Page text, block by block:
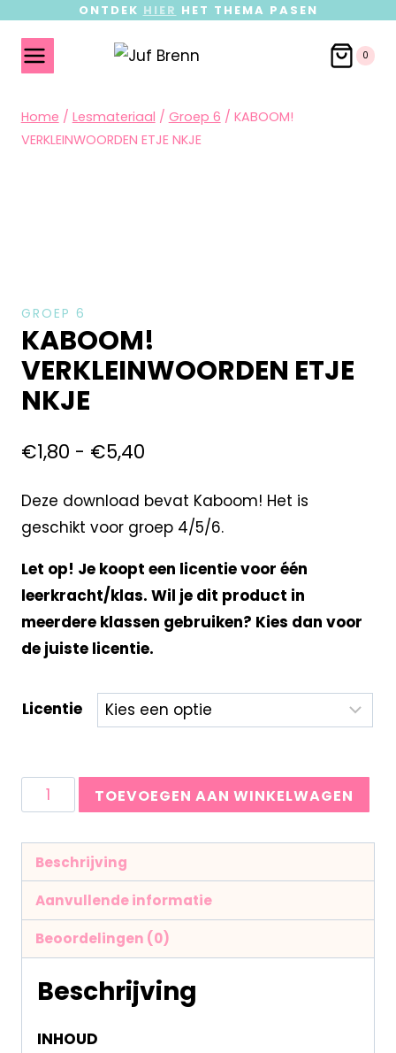
ONTDEK HIER HET THEMA PASEN
0
Home / Lesmateriaal / Groep 6 / KABOOM!
VERKLEINWOORDEN ETJE NKJE
GROEP 6
KABOOM!
VERKLEINWOORDEN ETJE
NKJE
€1,80 - €5,40
Deze download bevat Kaboom! Het is
geschikt voor groep 4/5/6.
Let op! Je koopt een licentie voor één
leerkracht/klas. Wil je dit product in
meerdere klassen gebruiken? Kies dan voor
de juiste licentie.
Licentie
TOEVOEGEN AAN WINKELWAGEN
Beschrijving
Aanvullende informatie
Beoordelingen (0)
Beschrijving
INHOUD